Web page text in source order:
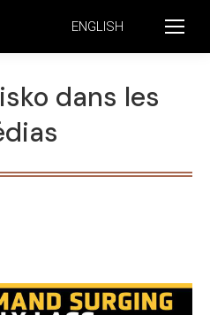
ENGLISH
dans les